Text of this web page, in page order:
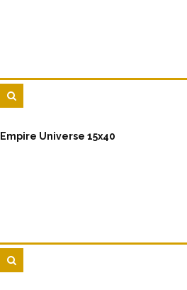
Empire Universe 15x40